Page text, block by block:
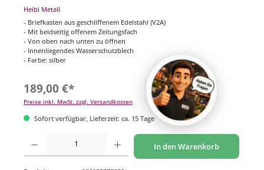
Heibi Metall
- Briefkasten aus geschliffenem Edelstahl (V2A)
- Mit beidseitig offenem Zeitungsfach
- Von oben nach unten zu öffnen
- Innenliegendes Wasserschutzblech
- Farbe: silber
189,00 €*
Preise inkl. MwSt. zzgl. Versandkosten
Sofort verfügbar, Lieferzeit: ca. 15 Tage
Produkt Anzahl: Gib den gewünschten Wert ein oder benutze die Schaltflächen um
In den Warenkorb